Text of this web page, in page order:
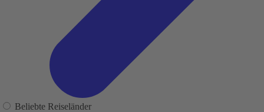
Beliebte Reiseländer